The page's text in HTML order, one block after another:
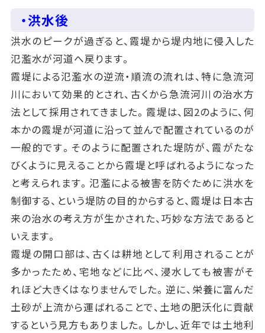
・洪水後
洪水のピークが過ぎると、霞堤から堤内地に侵入した
氾濫水が河道へ戻ります。
霞堤による氾濫水の逆流・順流の流れは、特に急流河
川において効果的とされ、古くから急流河川の治水方
法として採用されてきました。霞堤は、図2のように、何
本かの霞堤が河道に沿って並んで配置されているのが
一般的です。そのように配置された堤防が、霞がたな
びくように見えることから霞堤と呼ばれるようになった
と考えられます。氾濫による被害を防ぐために洪水を
制御する、という堤防の目的からすると、霞堤は日本古
来の治水の考え方が生かされた、巧妙な方法であると
いえます。
霞堤の開口部は、古くは耕地として利用されることが
多かったため、宅地などに比べ、浸水しても被害がそ
れほど大きくはなりませんでした。逆に、栄養に富んだ
土砂が上流から運ばれることで、土地の肥沃化に貢献
するという見方もありました。しかし、近年では土地利